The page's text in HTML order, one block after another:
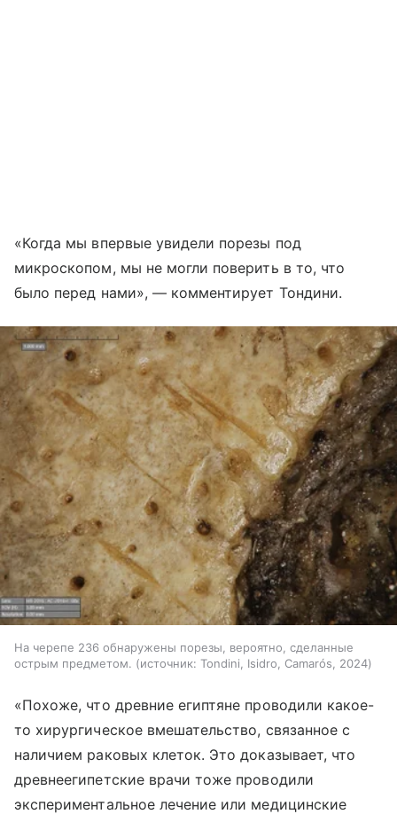
«Когда мы впервые увидели порезы под
микроскопом, мы не могли поверить в то, что
было перед нами», — комментирует Тондини.
На черепе 236 обнаружены порезы, вероятно, сделанные
острым предметом.
источник: Tondini, Isidro, Camarós, 2024
«Похоже, что древние египтяне проводили какое-
то хирургическое вмешательство, связанное с
наличием раковых клеток. Это доказывает, что
древнеегипетские врачи тоже проводили
экспериментальное лечение или медицинские